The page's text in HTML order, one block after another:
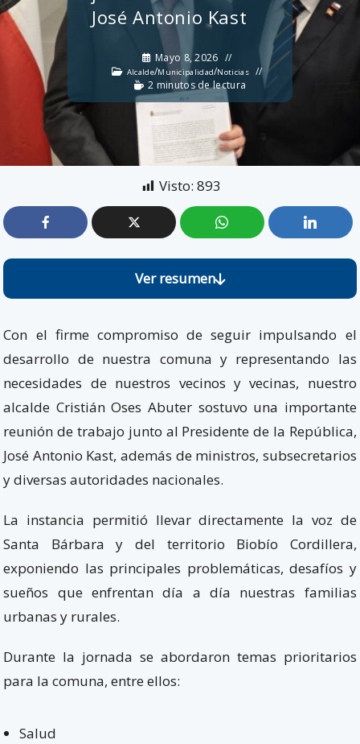
José Antonio Kast
Mayo 8, 2026
Alcalde/Municipalidad/Noticias
2 minutos de lectura
Visto: 893
Ver resumen
Con el firme compromiso de seguir impulsando el
desarrollo de nuestra comuna y representando las
necesidades de nuestros vecinos y vecinas, nuestro
alcalde Cristián Oses Abuter sostuvo una importante
reunión de trabajo junto al Presidente de la República,
José Antonio Kast, además de ministros, subsecretarios
y diversas autoridades nacionales.
La instancia permitió llevar directamente la voz de
Santa Bárbara y del territorio Biobío Cordillera,
exponiendo las principales problemáticas, desafíos y
sueños que enfrentan día a día nuestras familias
urbanas y rurales.
Durante la jornada se abordaron temas prioritarios
para la comuna, entre ellos:
Salud